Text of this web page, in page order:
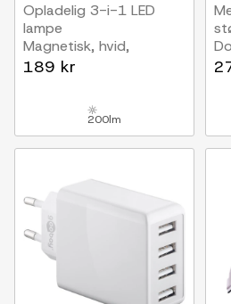
Opladelig 3-i-1 LED
lampe
Magnetisk, hvid,
dæmpbar, inkl. fod og 2
189 kr
200lm